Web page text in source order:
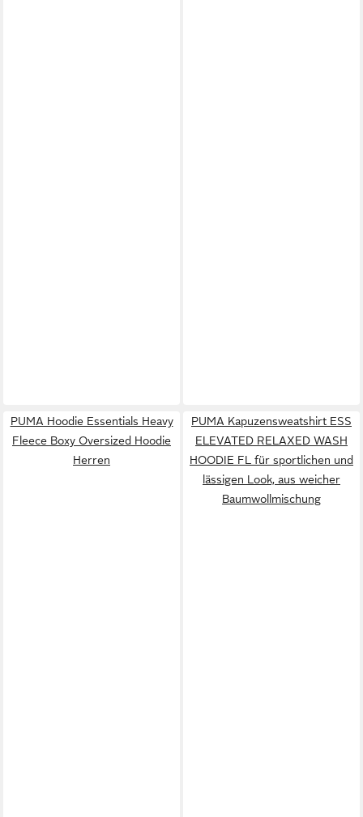
PUMA Hoodie Essentials Heavy
Fleece Boxy Oversized Hoodie
Herren
PUMA Kapuzensweatshirt ESS
ELEVATED RELAXED WASH
HOODIE FL für sportlichen und
lässigen Look, aus weicher
Baumwollmischung